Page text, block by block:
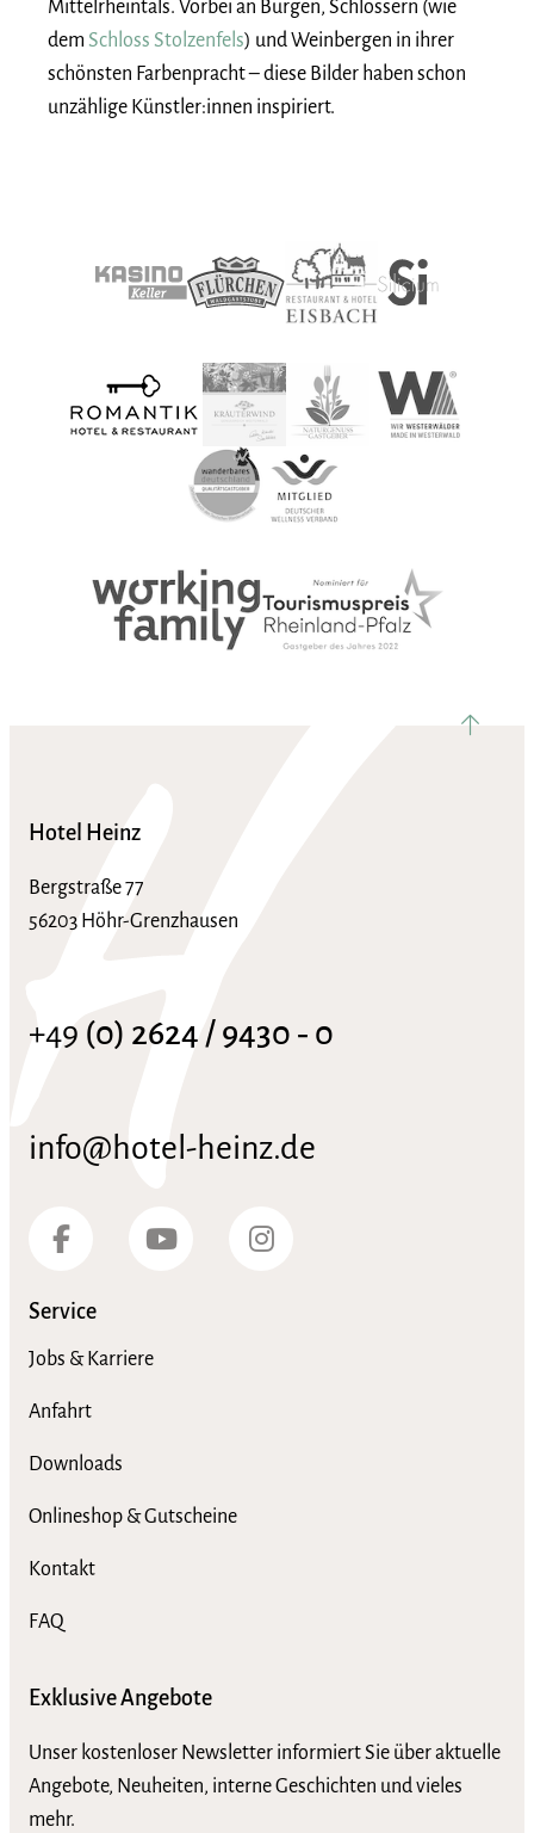
Mittelrheintals. Vorbei an Burgen, Schlössern (wie
dem Schloss Stolzenfels) und Weinbergen in ihrer
schönsten Farbenpracht – diese Bilder haben schon
unzählige Künstler:innen inspiriert.
Hotel Heinz
Bergstraße 77
56203 Höhr-Grenzhausen
+49 (0) 2624 / 9430 ‑ 0
info@hotel-heinz.de
Service
Jobs & Karriere
Anfahrt
Downloads
Onlineshop & Gutscheine
Kontakt
FAQ
Exklusive Angebote
Unser kostenloser Newsletter informiert Sie über aktuelle
Angebote, Neuheiten, interne Geschichten und vieles
mehr.